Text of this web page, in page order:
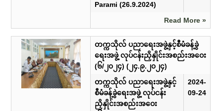
Parami (26.9.2024)
Read More »
တက္ကသိုလ် ပညာရေးအဖွဲ့နှင့်စီမံခန့်ခွဲ
ရေးအဖွဲ့ လုပ်ငန်းညှိနှိုင်းအစည်းအဝေး
(၆/၂၀၂၄) (၂၄.၉.၂၀၂၄)
တက္ကသိုလ် ပညာရေးအဖွဲ့နှင့်
စီမံခန့်ခွဲရေးအဖွဲ့ လုပ်ငန်း
ညှိနှိုင်းအစည်းအဝေး
2024-
09-24